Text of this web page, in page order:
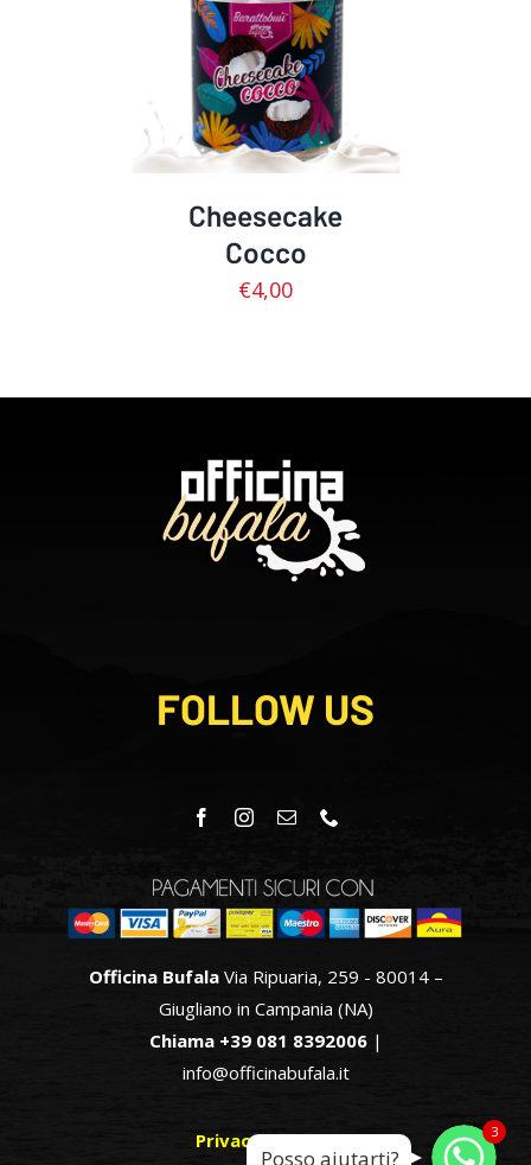
AGGIUNGI AL CARRELLO
/
DETTAGLI
Cheesecake
Cocco
€4,00
FOLLOW US
Officina BufalaVia Ripuaria, 259 - 80014 –
Giugliano in Campania (NA)
Chiama +39 081 8392006|
info@officinabufala.it
Privacy & Policy
WhatsApp
WhatsApp
WhatsApp
Posso aiutarti?
3